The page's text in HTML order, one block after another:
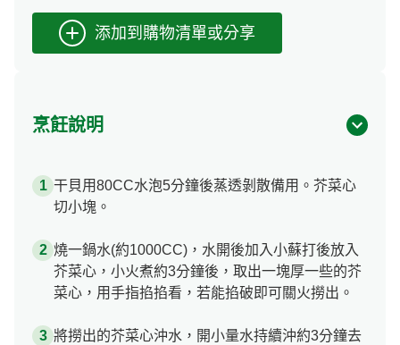
烹飪說明
干貝用80CC水泡5分鐘後蒸透剝散備用。芥菜心
切小塊。
燒一鍋水(約1000CC)，水開後加入小蘇打後放入
芥菜心，小火煮約3分鐘後，取出一塊厚一些的芥
菜心，用手指掐掐看，若能掐破即可關火撈出。
將撈出的芥菜心沖水，開小量水持續沖約3分鐘去